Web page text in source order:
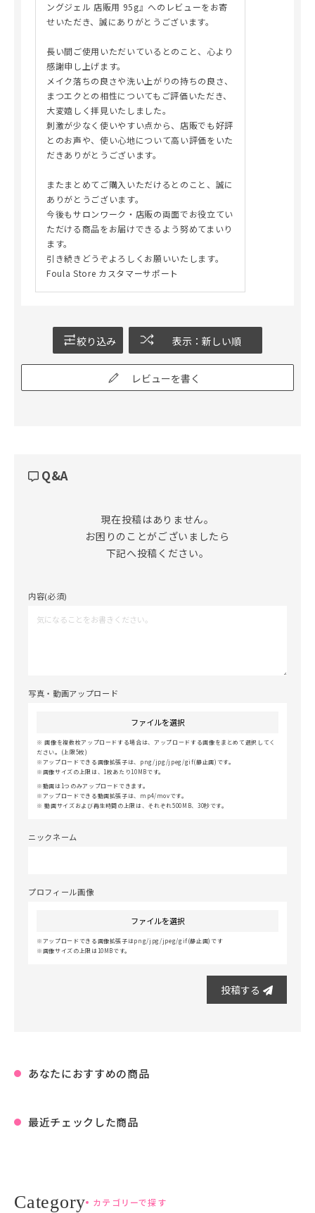
ングジェル 店販用 95g』へのレビューをお寄
せいただき、誠にありがとうございます。
長い間ご使用いただいているとのこと、心より
感謝申し上げます。
メイク落ちの良さや洗い上がりの持ちの良さ、
まつエクとの相性についてもご評価いただき、
大変嬉しく拝見いたしました。
刺激が少なく使いやすい点から、店販でも好評
とのお声や、使い心地について高い評価をいた
だきありがとうございます。
またまとめてご購入いただけるとのこと、誠に
ありがとうございます。
今後もサロンワーク・店販の両面でお役立てい
ただける商品をお届けできるよう努めてまいり
ます。
引き続きどうぞよろしくお願いいたします。
Foula Store カスタマーサポート
絞り込み 表示：新しい順
レビューを書く
Q&A
現在投稿はありません。
お困りのことがございましたら
下記へ投稿ください。
内容(必須)
写真・動画アップロード
ファイルを選択
画像を複数枚アップロードする場合は、アップロードする画像をまとめて選択してく
ださい。(上限5枚)
アップロードできる画像拡張子は、png/jpg/jpeg/gif(静止画)です。
画像サイズの上限は、1枚あたり10MBです。
動画は1つのみアップロードできます。
アップロードできる動画拡張子は、mp4/movです。
動画サイズおよび再生時間の上限は、それぞれ500MB、30秒です。
ニックネーム
プロフィール画像
ファイルを選択
アップロードできる画像拡張子はpng/jpg/jpeg/gif(静止画)です
画像サイズの上限は10MBです。
投稿する
あなたにおすすめの商品
最近チェックした商品
カテゴリーで探す